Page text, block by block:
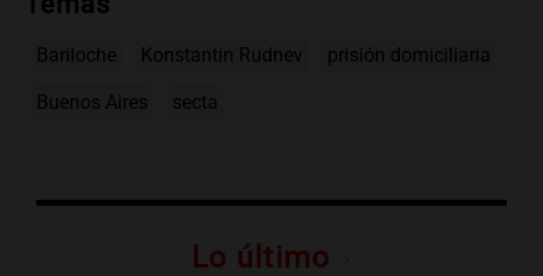
Bariloche Konstantin Rudnev prisión domiciliaria
Buenos Aires secta
Lo último